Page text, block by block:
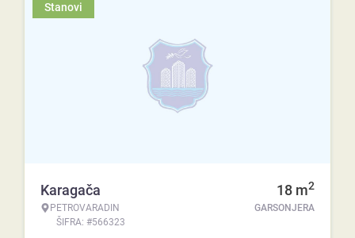
Stanovi
Karagača
PETROVARADIN
ŠIFRA: #566323
18 m2
GARSONJERA